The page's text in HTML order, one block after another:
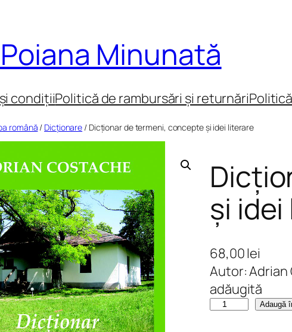
Minunată
condițiiPolitică de rambursări și returnări
română / Dicționare / Dicționar de termeni, concepte și idei literare
și
68,00lei
Autor: Adrian
adăugită
C
Adaugă